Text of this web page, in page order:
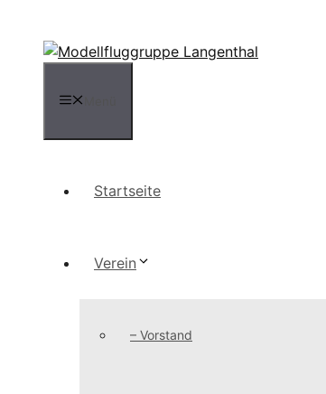
Startseite
Verein
– Vorstand